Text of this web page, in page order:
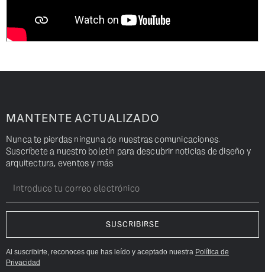
MANTENTE ACTUALIZADO
Nunca te pierdas ninguna de nuestras comunicaciones.
Suscríbete a nuestro boletín para descubrir noticias de diseño y
arquitectura, eventos y más
Al suscribirte, reconoces que has leído y aceptado nuestra Política de
Privacidad